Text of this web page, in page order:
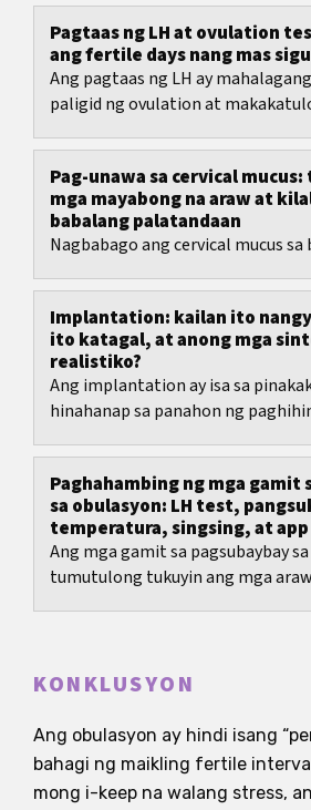
Pagtaas ng LH at ovulation
ang fertile days nang mas
Ang pagtaas ng LH ay
paligid ng ovulation at
Pag-unawa sa cervical
mga mayabong na araw at
babalang palatandaan
Nagbabago ang cervical mucus sa
Implantation: kailan ito
ito katagal, at anong mga
realistiko?
Ang implantation ay isa sa
hinahanap sa panahon ng
Paghahambing ng mga gamit
sa obulasyon: LH test,
temperatura, singsing, at app
Ang mga gamit sa pagsubaybay
tumutulong tukuyin ang mga
KONKLUSYON
Ang obulasyon ay hindi isang
bahagi ng maikling fertile
mong i-keep na walang stress,